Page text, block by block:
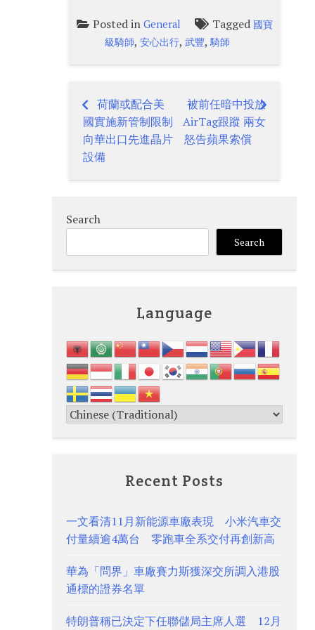
Posted in General Tagged 國寶
級騎師,安心出行,武豐,騎師
Post
navigation
荷蘭或配合美
國實施新管制限制
向華出口先進晶片
設備
被前任暗中投放
AirTag跟蹤 兩女
怒告蘋果索償
Search
Search
Language
Recent Posts
一文看清11月新能源車廠表現 小米汽車交
付量續逾4萬台 零跑車全系交付再創新高
華為「問界」車廠賽力斯獲深交所調入港股
通標的證券名單
特朗普稱已決定下任聯儲局主席人選 12月